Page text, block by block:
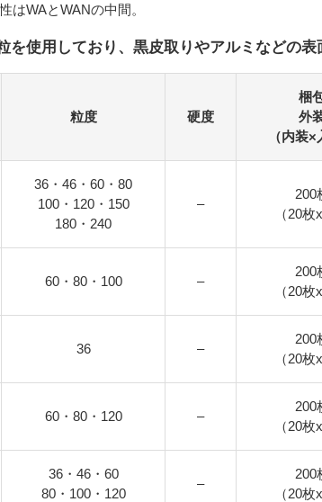
WAとWANの中間。
使用しており、黒皮取りやアルミなどの表
粒度 硬度
梱
外
（内装×
36・46・60・80
100・120・150
180・240
–
200
（20枚
60・80・100 –
200
（20枚
36 –
200
（20枚
60・80・120 –
200
（20枚
36・46・60
80・100・120
–
200
（20枚